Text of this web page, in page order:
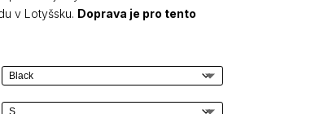
v Lotyšsku. Doprava je pro tento